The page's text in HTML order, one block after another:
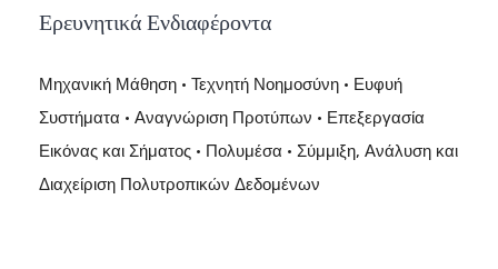
Ερευνητικά Ενδιαφέροντα
Μηχανική Μάθηση • Τεχνητή Νοημοσύνη • Ευφυή
Συστήματα • Αναγνώριση Προτύπων • Επεξεργασία
Εικόνας και Σήματος • Πολυμέσα • Σύμμιξη, Ανάλυση και
Διαχείριση Πολυτροπικών Δεδομένων